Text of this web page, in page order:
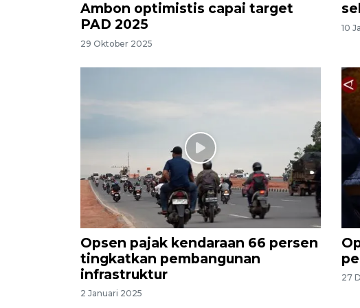
Ambon optimistis capai target
PAD 2025
29 Oktober 2025
10
Opsen pajak kendaraan 66 persen
tingkatkan pembangunan
infrastruktur
2 Januari 2025
27